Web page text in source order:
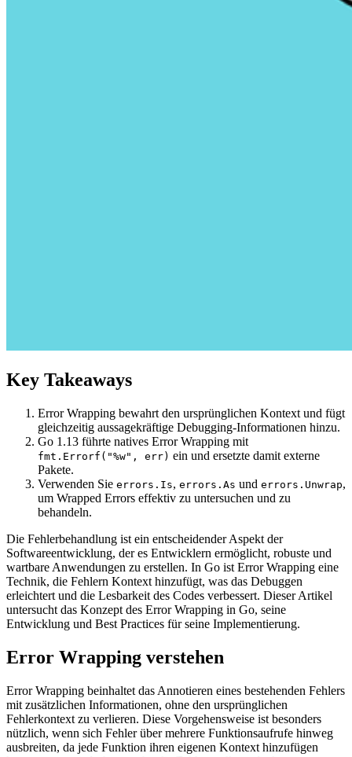
Key Takeaways
Error Wrapping bewahrt den ursprünglichen Kontext und fügt
gleichzeitig aussagekräftige Debugging-Informationen hinzu.
Go 1.13 führte natives Error Wrapping mit
fmt.Errorf("%w", err) ein und ersetzte damit externe
Pakete.
Verwenden Sie errors.Is, errors.As und errors.Unwrap,
um Wrapped Errors effektiv zu untersuchen und zu
behandeln.
Die Fehlerbehandlung ist ein entscheidender Aspekt der
Softwareentwicklung, der es Entwicklern ermöglicht, robuste und
wartbare Anwendungen zu erstellen. In Go ist Error Wrapping eine
Technik, die Fehlern Kontext hinzufügt, was das Debuggen
erleichtert und die Lesbarkeit des Codes verbessert. Dieser Artikel
untersucht das Konzept des Error Wrapping in Go, seine
Entwicklung und Best Practices für seine Implementierung.
Error Wrapping verstehen
Error Wrapping beinhaltet das Annotieren eines bestehenden Fehlers
mit zusätzlichen Informationen, ohne den ursprünglichen
Fehlerkontext zu verlieren. Diese Vorgehensweise ist besonders
nützlich, wenn sich Fehler über mehrere Funktionsaufrufe hinweg
ausbreiten, da jede Funktion ihren eigenen Kontext hinzufügen